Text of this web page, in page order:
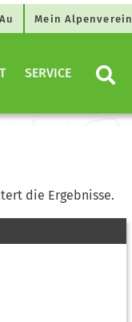
Mein Alpenverein
SERVICE
die Ergebnisse.